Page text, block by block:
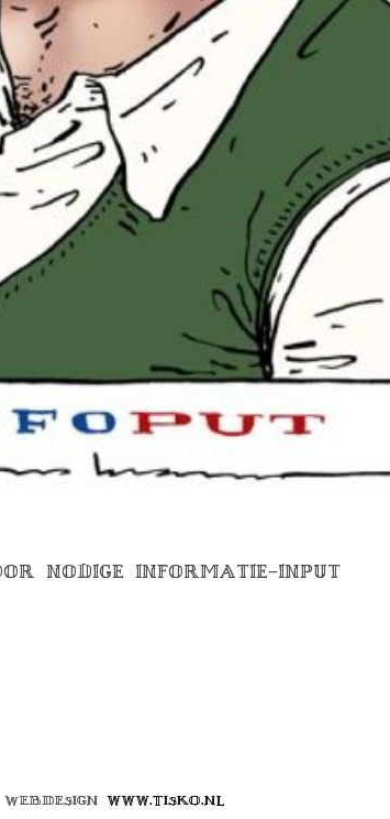
NODIGE INFORMATIE-INPUT
Webdesign www.tisko.nl